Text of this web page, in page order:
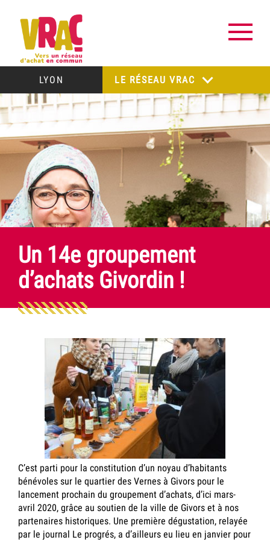
LYON LE RÉSEAU VRAC
Un 14e groupement
d’achats Givordin !
C’est parti pour la constitution d’un noyau d’habitants
bénévoles sur le quartier des Vernes à Givors pour le
lancement prochain du groupement d’achats, d’ici mars-
avril 2020, grâce au soutien de la ville de Givors et à nos
partenaires historiques. Une première dégustation, relayée
par le journal Le progrés, a d’ailleurs eu lieu en janvier pour